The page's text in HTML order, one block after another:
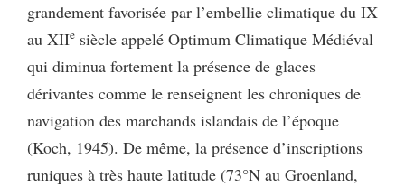
grandement favorisée par l’embellie climatique du IX
au XIIe siècle appelé Optimum Climatique Médiéval
qui diminua fortement la présence de glaces
dérivantes comme le renseignent les chroniques de
navigation des marchands islandais de l’époque
(Koch, 1945). De même, la présence d’inscriptions
runiques à très haute latitude (73°N au Groenland,